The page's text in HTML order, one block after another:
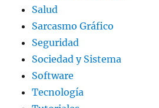
Salud
Sarcasmo Gráfico
Seguridad
Sociedad y Sistema
Software
Tecnología